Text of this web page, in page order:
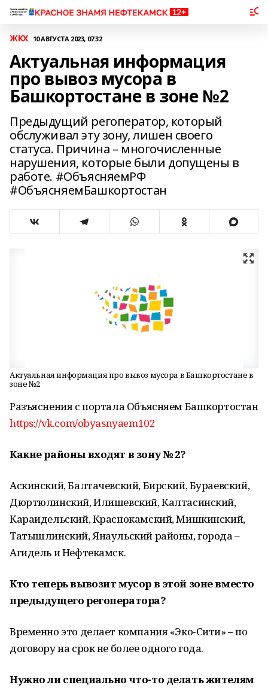
ЖКХ 10 АВГУСТА 2023, 07:32
Актуальная информация
про вывоз мусора в
Башкортостане в зоне №2
Предыдущий регоператор, который
обслуживал эту зону, лишен своего
статуса. Причина – многочисленные
нарушения, которые были допущены в
работе. #ОбъясняемРФ
#ОбъясняемБашкортостан
Актуальная информация про вывоз мусора в Башкортостане в
зоне №2
Разъяснения с портала Объясняем Башкортостан
https://vk.com/obyasnyaem102
Какие районы входят в зону № 2?
Аскинский, Балтачевский, Бирский, Бураевский,
Дюртюлинский, Илишевский, Калтасинский,
Караидельский, Краснокамский, Мишкинский,
Татышлинский, Янаульский районы, города –
Агидель и Нефтекамск.
Кто теперь вывозит мусор в этой зоне вместо
предыдущего регоператора?
Временно это делает компания «Эко-Сити» – по
договору на срок не более одного года.
Нужно ли специально что-то делать жителям